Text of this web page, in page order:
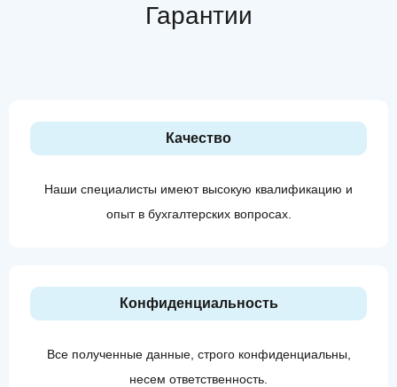
Гарантии
Качество
Наши специалисты имеют высокую квалификацию и
опыт в бухгалтерских вопросах.
Конфиденциальность
Все полученные данные, строго конфиденциальны,
несем ответственность.